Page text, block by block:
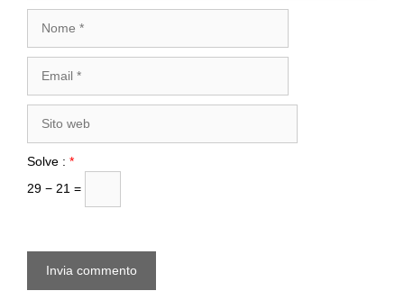
web
Solve : *
29 − 21 =